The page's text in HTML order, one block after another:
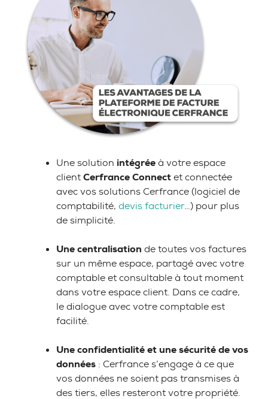
Une solution intégréeà votre espace
clientCerfrance Connectet connectée
avec vos solutions Cerfrance (logiciel de
comptabilité, devis facturier…) pour plus
de simplicité.
Une centralisation de toutes vos factures
sur un même espace, partagé avec votre
comptable et consultable à tout moment
dans votre espace client. Dans ce cadre,
le dialogue avec votre comptable est
facilité.
Une confidentialité et une sécuritéde vos
données : Cerfrance s’engage à ce que
vos données ne soient pas transmises à
des tiers, elles resteront votre propriété.